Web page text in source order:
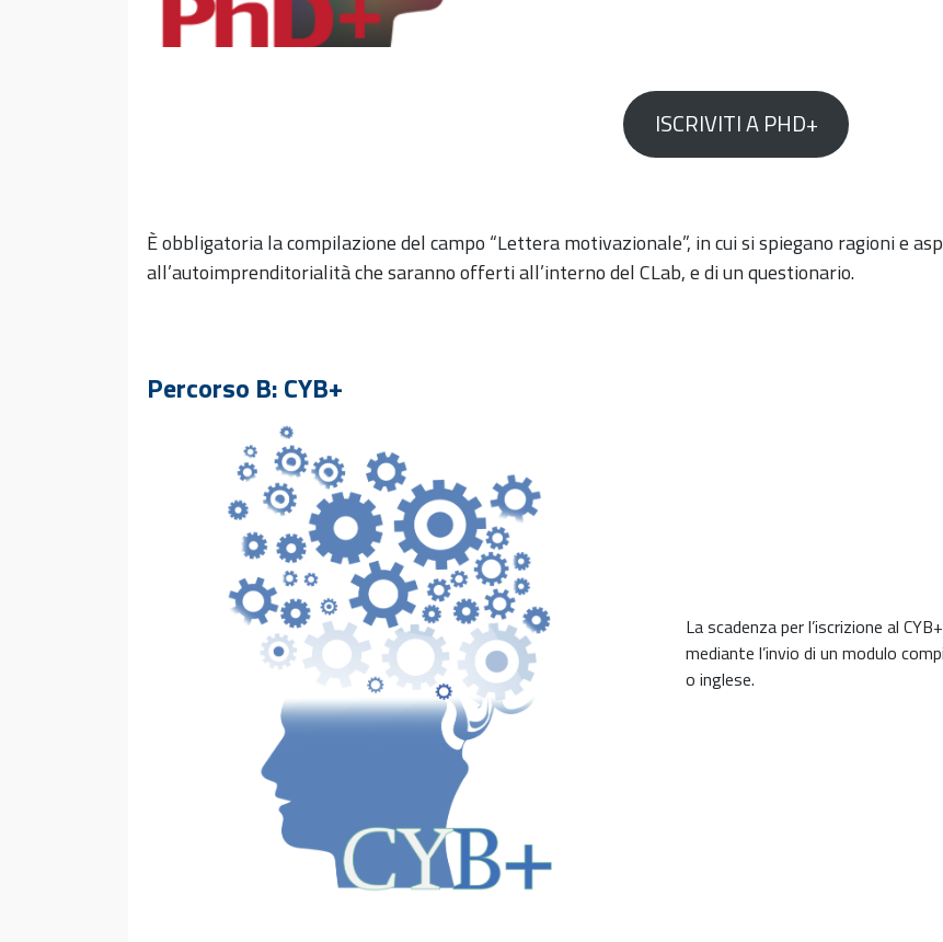
ISCRIVITI A PHD+
È obbligatoria la compilazione del campo “Lettera motivazionale”, in cui si spiegano ragioni e
all’autoimprenditorialità che saranno offerti all’interno del CLab, e di un questionario.
Percorso B: CYB+
La scadenza per l’iscrizione al
mediante l’invio di un modulo
o inglese.